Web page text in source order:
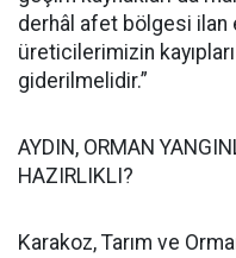
derhâl afet bölgesi ilan
üreticilerimizin
giderilmelidir.”
AYDIN, ORMAN
HAZIRLIKLI?
Karakoz, Tarım ve